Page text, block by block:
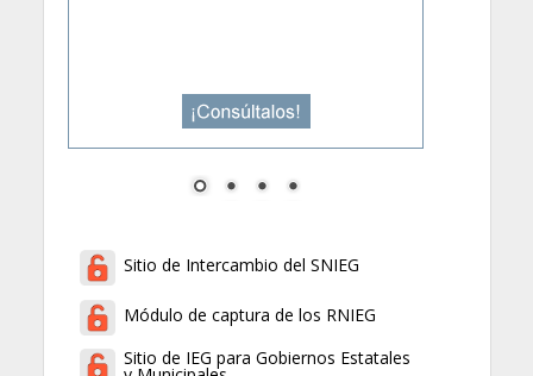
Sitio de Intercambio del SNIEG
Módulo de captura de los RNIEG
Sitio de IEG para Gobiernos Estatales